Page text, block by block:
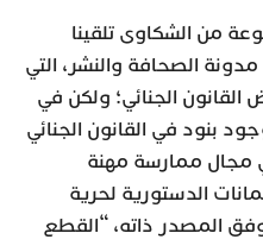
من الشكاوى تلقينا
الصحافة والنشر، التي
الجنائي؛ ولكن في
بنود في القانون الجنائي
مجال ممارسة مهنة
الدستورية لحرية
المصدر ذاته، “القطع